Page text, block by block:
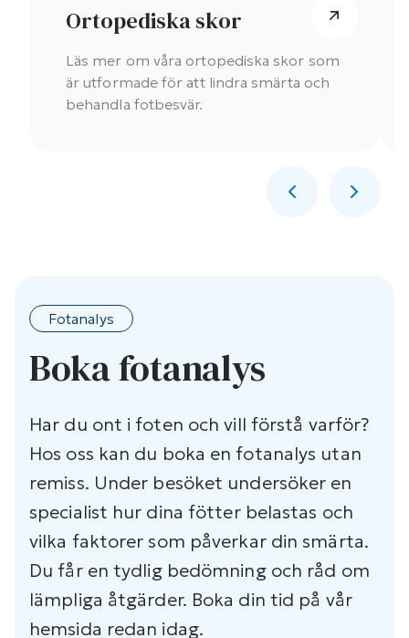
Ortopediska skor
Läs mer om våra ortopediska skor som
är utformade för att lindra smärta och
behandla fotbesvär.
Fotanalys
Boka fotanalys
Har du ont i foten och vill förstå varför?
Hos oss kan du boka en fotanalys utan
remiss. Under besöket undersöker en
specialist hur dina fötter belastas och
vilka faktorer som påverkar din smärta.
Du får en tydlig bedömning och råd om
lämpliga åtgärder. Boka din tid på vår
hemsida redan idag.